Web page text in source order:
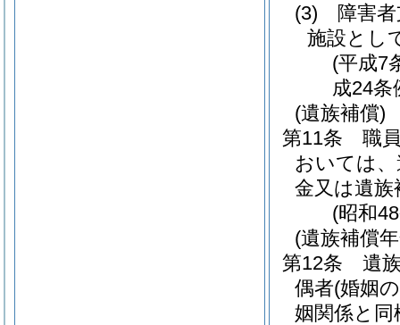
(3)
障害
施設とし
(平成7
成24条
(遺族補償)
第11条
職
おいては
金又は遺
(昭和
(遺族補償
第12条
遺
偶者(婚姻
姻関係と